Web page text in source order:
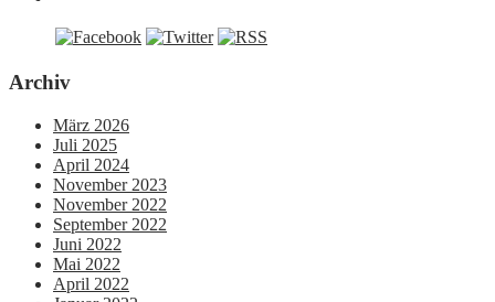
Archiv
März 2026
Juli 2025
April 2024
November 2023
November 2022
September 2022
Juni 2022
Mai 2022
April 2022